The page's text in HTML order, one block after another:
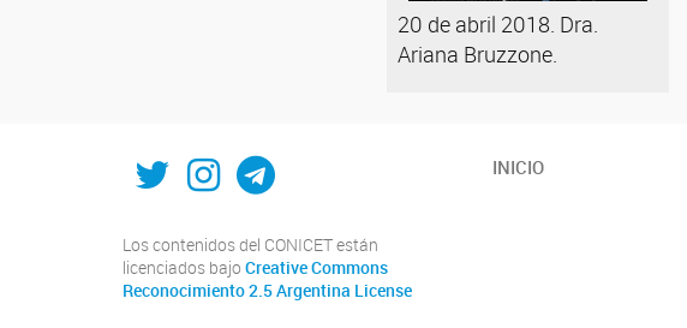
20 de abril 2018. Dra.
Ariana Bruzzone.
Twitter
Instagram
Telegram
Los contenidos del CONICET están
licenciados bajo Creative Commons
Reconocimiento 2.5 Argentina License
INICIO